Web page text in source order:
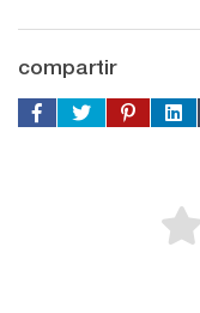
compartir